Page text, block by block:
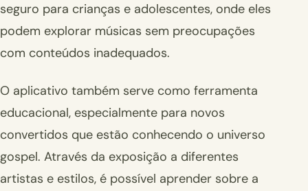
seguro para crianças e adolescentes, onde eles
podem explorar músicas sem preocupações
com conteúdos inadequados.
O aplicativo também serve como ferramenta
educacional, especialmente para novos
convertidos que estão conhecendo o universo
gospel. Através da exposição a diferentes
artistas e estilos, é possível aprender sobre a